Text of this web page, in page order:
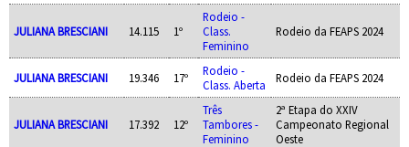
JULIANA BRESCIANI 14.115 1º
Rodeio -
Class.
Feminino
Rodeio da FEAPS 2024
JULIANA BRESCIANI 19.346 17º
Rodeio -
Class. Aberta
Rodeio da FEAPS 2024
JULIANA BRESCIANI 17.392 12º
Três
Tambores -
Feminino
2ª Etapa do XXIV
Campeonato Regional
Oeste